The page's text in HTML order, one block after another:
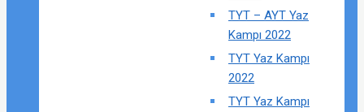
TYT – AYT Yaz
Kampı 2022
TYT Yaz Kampı
2022
TYT Yaz Kampı